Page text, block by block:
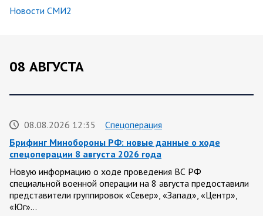
Новости СМИ2
08 АВГУСТА
08.08.2026 12:35
Спецоперация
Брифинг Минобороны РФ: новые данные о ходе
спецоперации 8 августа 2026 года
Новую информацию о ходе проведения ВС РФ
специальной военной операции на 8 августа предоставили
представители группировок «Север», «Запад», «Центр»,
«Юг»…